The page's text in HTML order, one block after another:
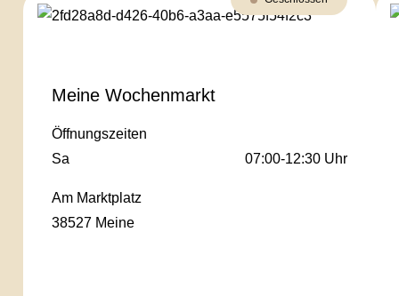
Meine Wochenmarkt
Öffnungszeiten
Sa
07:00-12:30 Uhr
Am Marktplatz
38527 Meine